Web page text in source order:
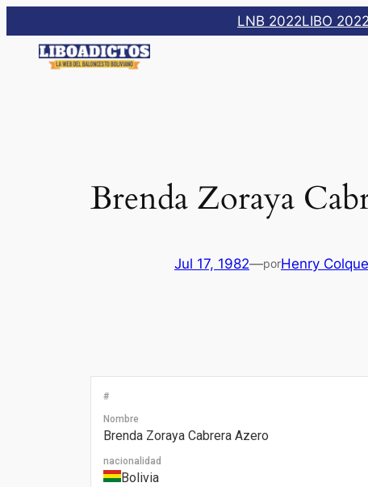
al
contenido
LNB 2022LIBO 2022
Brenda Zoraya
Jul 17, 1982—porHenry Colque
#
Nombre
Brenda Zoraya Cabrera Azero
nacionalidad
Bolivia